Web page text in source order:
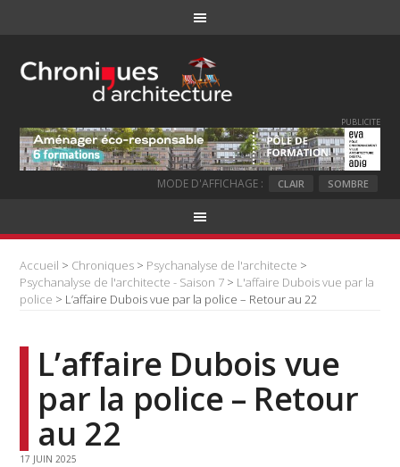
PUBLICITE
MODE D'AFFICHAGE : CLAIR SOMBRE
Accueil > Chroniques > Psychanalyse de l'architecte >
Psychanalyse de l'architecte - Saison 7 > L'affaire Dubois vue par la
police > L’affaire Dubois vue par la police – Retour au 22
L’affaire Dubois vue
par la police – Retour
au 22
17 JUIN 2025